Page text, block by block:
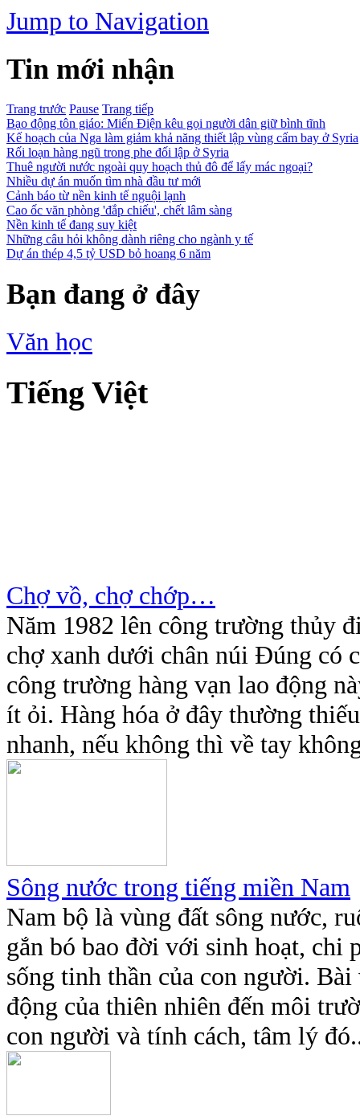
Jump to Navigation
Tin mới nhận
Trang trước Pause Trang tiếp
Bạo động tôn giáo: Miến Điện kêu gọi người dân giữ bình tĩnh
Kế hoạch của Nga làm giảm khả năng thiết lập vùng cấm bay ở Syria
Rối loạn hàng ngũ trong phe đối lập ở Syria
Thuê người nước ngoài quy hoạch thủ đô để lấy mác ngoại?
Nhiều dự án muốn tìm nhà đầu tư mới
Cảnh báo từ nền kinh tế nguội lạnh
Cao ốc văn phòng 'đắp chiếu', chết lâm sàng
Nền kinh tế đang suy kiệt
Những câu hỏi không dành riêng cho ngành y tế
Dự án thép 4,5 tỷ USD bỏ hoang 6 năm
Bạn đang ở đây
Văn học
Tiếng Việt
Chợ vồ, chợ chớp…
Năm 1982 lên công trường thủy
chợ xanh dưới chân núi Đúng có
công trường hàng vạn lao động
ít ỏi. Hàng hóa ở đây thường
nhanh, nếu không thì về tay
Sông nước trong tiếng miền Nam
Nam bộ là vùng đất sông nước,
gắn bó bao đời với sinh hoạt, chi
sống tinh thần của con người.
động của thiên nhiên đến môi
con người và tính cách, tâm lý